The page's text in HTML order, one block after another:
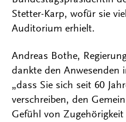
Stetter-Karp, wofür sie
Auditorium erhielt.
Andreas Bothe,
dankte den Anwesenden
„dass Sie sich seit 60
verschreiben, den
Gefühl von